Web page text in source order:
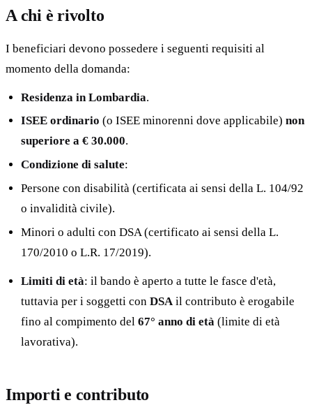
A chi è rivolto
I beneficiari devono possedere i seguenti requisiti al
momento della domanda:
Residenza in Lombardia.
ISEE ordinario (o ISEE minorenni dove applicabile)non
superiore a € 30.000.
Condizione di salute:
Persone con disabilità (certificata ai sensi della L. 104/92
o invalidità civile).
Minori o adulti con DSA (certificato ai sensi della L.
170/2010 o L.R. 17/2019).
Limiti di età: il bando è aperto a tutte le fasce d'età,
tuttavia per i soggetti conDSAil contributo è erogabile
fino al compimento del67° anno di età (limite di età
lavorativa).
Importi e contributo